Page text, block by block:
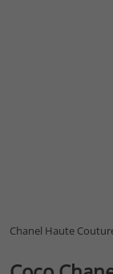
Chanel Haute